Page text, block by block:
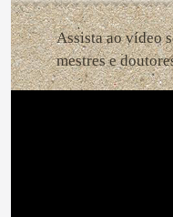
Assista ao vídeo
mestres e